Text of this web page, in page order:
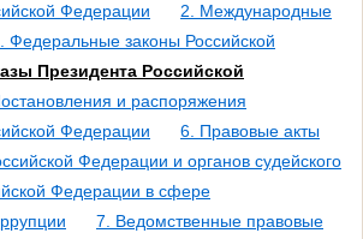
Федерации
2. Международные
Федеральные законы Российской
Президента Российской
и распоряжения
Федерации
6. Правовые акты
Федерации и органов судейского
Федерации в сфере
7. Ведомственные правовые